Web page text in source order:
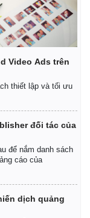
Video Ads trên
thiết lập và tối ưu
đối tác của
để nắm danh sách
cáo của
dịch quảng